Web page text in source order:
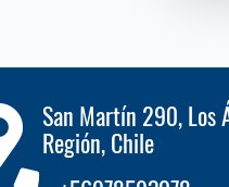
San Martín 290, Los
Región, Chile